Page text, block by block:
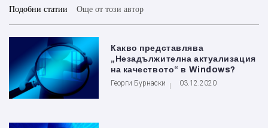
Подобни статии Още от този автор
Какво представлява
„Незадължителна актуализация
на качеството“ в Windows?
Георги Бурнаски 03.12.2020